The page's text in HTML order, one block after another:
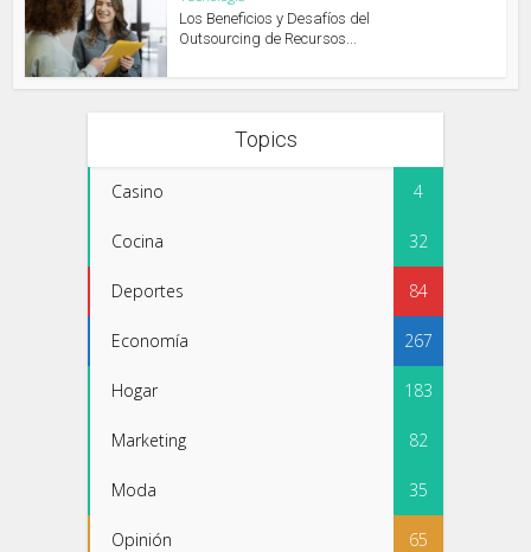
Los Beneficios y Desafíos del
Outsourcing de Recursos...
Topics
Casino 4
Cocina 32
Deportes 84
Economía 267
Hogar 183
Marketing 82
Moda 35
Opinión 65